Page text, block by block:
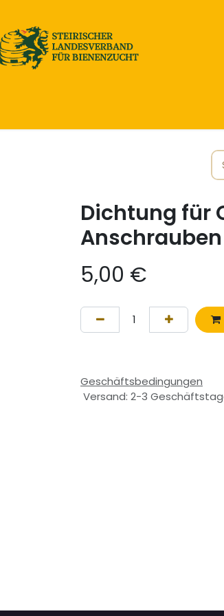
Dichtung für
Anschrauben
5,00 €
Geschäftsbedingungen
Versand: 2-3